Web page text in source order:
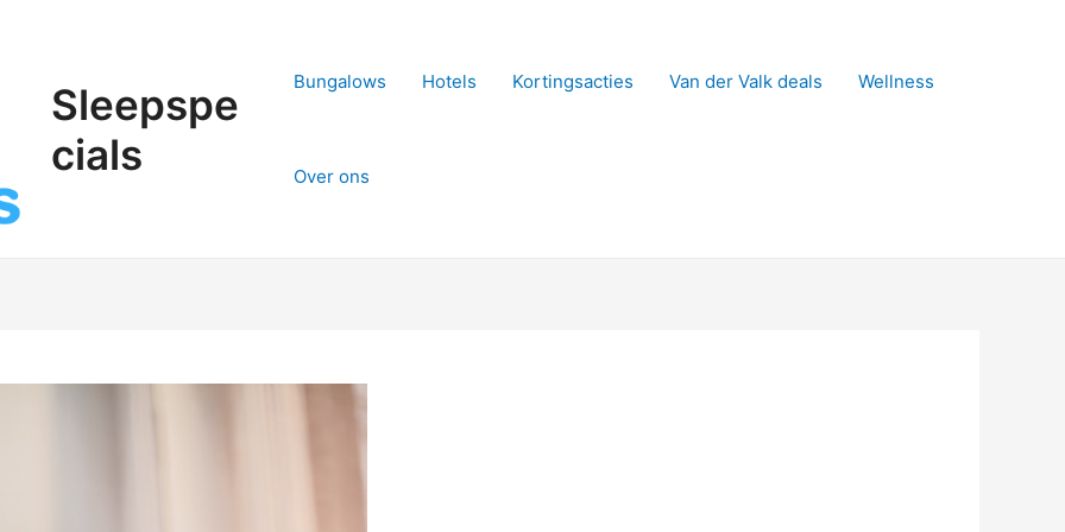
Sleepspe
cials
Bungalows Hotels Kortingsacties Van der Valk deals Wellness
Over ons